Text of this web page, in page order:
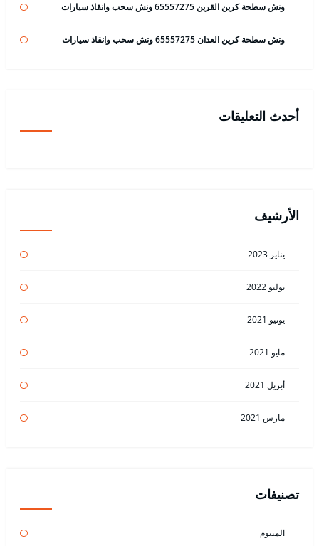
ونش سطحة كرين القرين 65557275 ونش سحب وانقاذ سيارات
ونش سطحة كرين العدان 65557275 ونش سحب وانقاذ سيارات
أحدث التعليقات
الأرشيف
يناير 2023
يوليو 2022
يونيو 2021
مايو 2021
أبريل 2021
مارس 2021
تصنيفات
المنيوم